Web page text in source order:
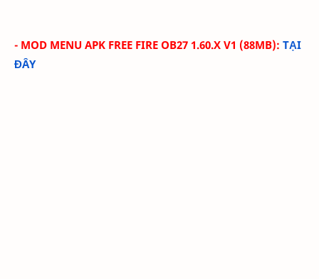
- MOD MENU APK FREE FIRE OB27 1.60.X V1 (88MB): TẠI
ĐÂY